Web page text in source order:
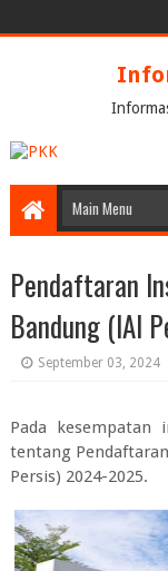
Pendaftaran
Bandung (IAI
September 03, 2024
Pada
tentang
Persis) 2024-2025.